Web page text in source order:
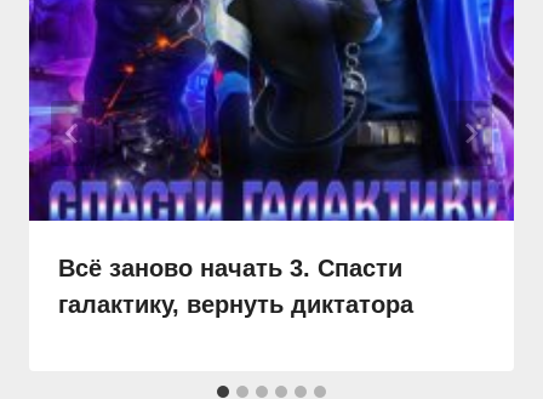
Всё заново начать 3. Спасти
галактику, вернуть диктатора